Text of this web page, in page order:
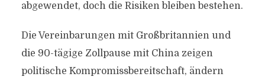
abgewendet, doch die Risiken bleiben bestehen.
Die Vereinbarungen mit Großbritannien und
die 90-tägige Zollpause mit China zeigen
politische Kompromissbereitschaft, ändern